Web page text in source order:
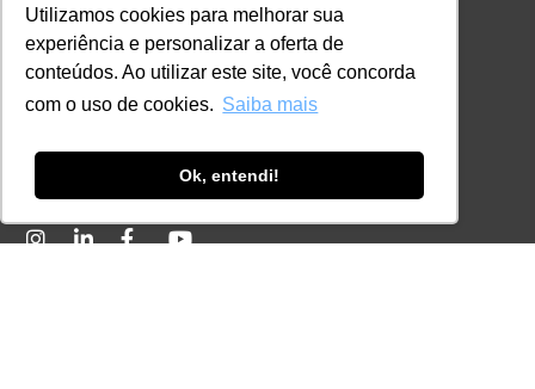
Utilizamos cookies para melhorar sua
experiência e personalizar a oferta de
conteúdos. Ao utilizar este site, você concorda
com o uso de cookies. Saiba mais
Ok, entendi!
Certificações
CONTATO
+55 11 3259-2837
+55 11 98924-8322
contato@lec.com.br